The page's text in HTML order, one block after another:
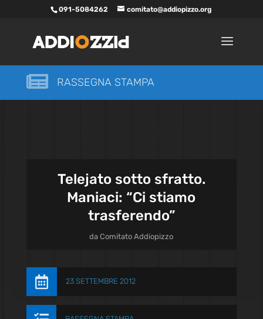
091-5084262 comitato@addiopizzo.org
 RASSEGNA STAMPA
Telejato sotto sfratto.
Maniaci: “Ci stiamo
trasferendo”
daComitato Addiopizzo
 23 SETTEMBRE 2012